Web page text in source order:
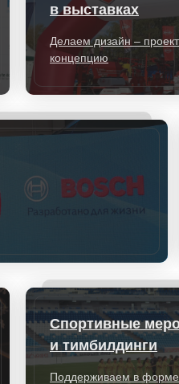
в выставках
Делаем дизайн –
концепцию
Спортивные
и тимбилдинги
Поддерживаем в